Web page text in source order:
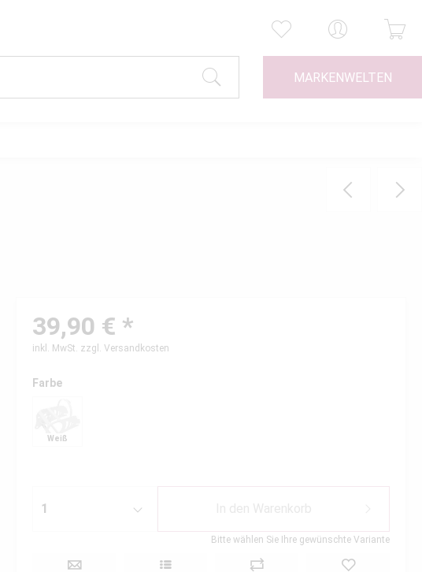
MARKENWELTEN
39,90 € *
inkl. MwSt. zzgl. Versandkosten
Farbe
Weiß
Bitte wählen Sie Ihre gewünschte Variante